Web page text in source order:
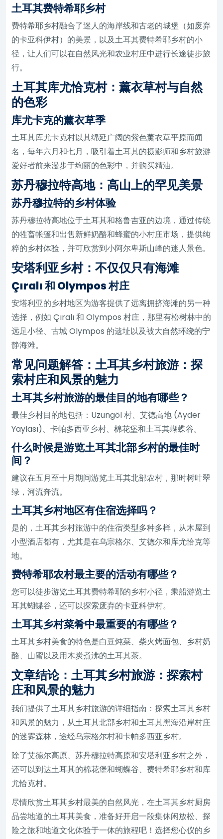
土耳其费特希耶乡村
费特希耶乡村融合了迷人的海岸线和古老的城堡（如废弃
的卡亚科伊村）的美景，以及土耳其费特希耶乡村的小
径，让人们可以在自然风光和农业村庄中进行长途徒步旅
行。
土耳其库尤恰克村：薰衣草村与自然
的色彩
库尤卡克的薰衣草季
土耳其库尤卡克村以其绵延广阔的紫色薰衣草平原而闻
名，每年六月和七月，吸引着土耳其的摄影师和乡村旅游
爱好者前来漫步于绚丽的色彩中，并购买精油。
苏丹穆拉特高地：高山上的罕见美景
苏丹穆拉特的乡村体验
苏丹穆拉特高地位于土耳其和格鲁吉亚的边境，通过传统
的牲畜帐篷和出售新鲜奶酪和蜂蜜的小村庄市场，提供纯
粹的乡村体验，并可欣赏到小阿尔卑斯山峰的迷人景色。
安塔利亚乡村：不仅仅只有海滩
Çıralı 和 Olympos 村庄
安塔利亚的乡村地区为游客提供了远离拥挤海滩的另一种
选择，例如 Çıralı 和 Olympos 村庄，那里有松树林中的
远足小径、古城 Olympos 的遗址以及被大自然环绕的宁
静海滩。
常见问题解答：土耳其乡村旅游：探
索村庄和风景的魅力
土耳其乡村旅游的最佳目的地有哪些？
最佳乡村目的地包括：Uzungöl 村、艾德高地 (Ayder
Yaylası)、卡帕多西亚乡村、棉花堡和土耳其蝴蝶谷。
什么时候是游览土耳其北部乡村的最佳时
间？
建议在五月至十月期间游览土耳其北部农村，那时树叶翠
绿，河流奔流。
土耳其乡村地区有住宿选择吗？
是的，土耳其乡村旅游中的住宿类型多种多样，从木屋到
小型酒店都有，尤其是在乌宗格尔、艾德尔和库尤恰克等
地。
费特希耶农村最主要的活动有哪些？
您可以徒步游览土耳其费特希耶的乡村小径，乘船游览土
耳其蝴蝶谷，还可以探索废弃的卡亚科伊村。
土耳其乡村菜肴中最重要的有哪些？
土耳其乡村美食的特色是白豆炖菜、柴火烤面包、乡村奶
酪、山蜜以及用木炭煮沸的土耳其茶。
文章结论：土耳其乡村旅游：探索村
庄和风景的魅力
我们提供了土耳其乡村旅游的详细指南：探索土耳其乡村
和风景的魅力，从土耳其北部乡村和土耳其黑海沿岸村庄
的迷雾森林，途经乌宗格尔村和卡帕多西亚乡村。
除了艾德尔高原、苏丹穆拉特高原和安塔利亚乡村之外，
还可以到达土耳其的棉花堡和蝴蝶谷、费特希耶乡村和库
尤恰克村。
尽情欣赏土耳其乡村最美的自然风光，在土耳其乡村厨房
品尝地道的土耳其美食，准备好开启一段集休闲放松、探
险之旅和地道文化体验于一体的旅程吧！选择您心仪的乡